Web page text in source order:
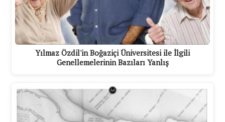
Yılmaz Özdil'in Boğaziçi Üniversitesi ile İlgili
Genellemelerinin Bazıları Yanlış